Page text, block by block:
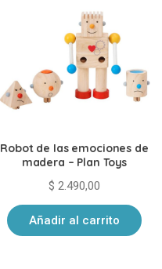
Robot de las emociones de
madera – Plan Toys
$ 2.490,00
Añadir al carrito